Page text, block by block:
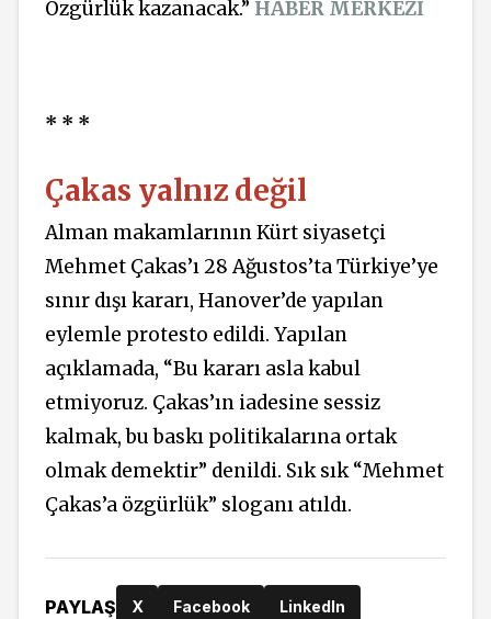
Özgürlük kazanacak.” HABER MERKEZİ
* * *
Çakas yalnız değil
Alman makamlarının Kürt siyasetçi
Mehmet Çakas’ı 28 Ağustos’ta Türkiye’ye
sınır dışı kararı, Hanover’de yapılan
eylemle protesto edildi. Yapılan
açıklamada, “Bu kararı asla kabul
etmiyoruz. Çakas’ın iadesine sessiz
kalmak, bu baskı politikalarına ortak
olmak demektir” denildi. Sık sık “Mehmet
Çakas’a özgürlük” sloganı atıldı.
PAYLAŞ X Facebook LinkedIn